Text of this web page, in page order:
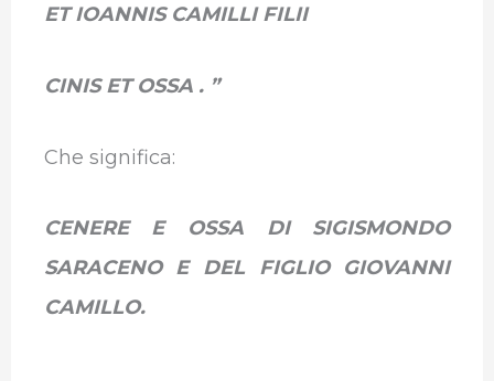
ET IOANNIS CAMILLI FILII
CINIS ET OSSA . ”
Che significa:
CENERE E OSSA DI SIGISMONDO
SARACENO E DEL FIGLIO GIOVANNI
CAMILLO.